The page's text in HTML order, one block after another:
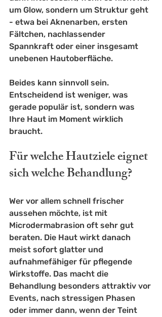
um Glow, sondern um Struktur geht
- etwa bei Aknenarben, ersten
Fältchen, nachlassender
Spannkraft oder einer insgesamt
unebenen Hautoberfläche.
Beides kann sinnvoll sein.
Entscheidend ist weniger, was
gerade populär ist, sondern was
Ihre Haut im Moment wirklich
braucht.
Für welche Hautziele eignet
sich welche Behandlung?
Wer vor allem schnell frischer
aussehen möchte, ist mit
Microdermabrasion oft sehr gut
beraten. Die Haut wirkt danach
meist sofort glatter und
aufnahmefähiger für pflegende
Wirkstoffe. Das macht die
Behandlung besonders attraktiv vor
Events, nach stressigen Phasen
oder immer dann, wenn der Teint